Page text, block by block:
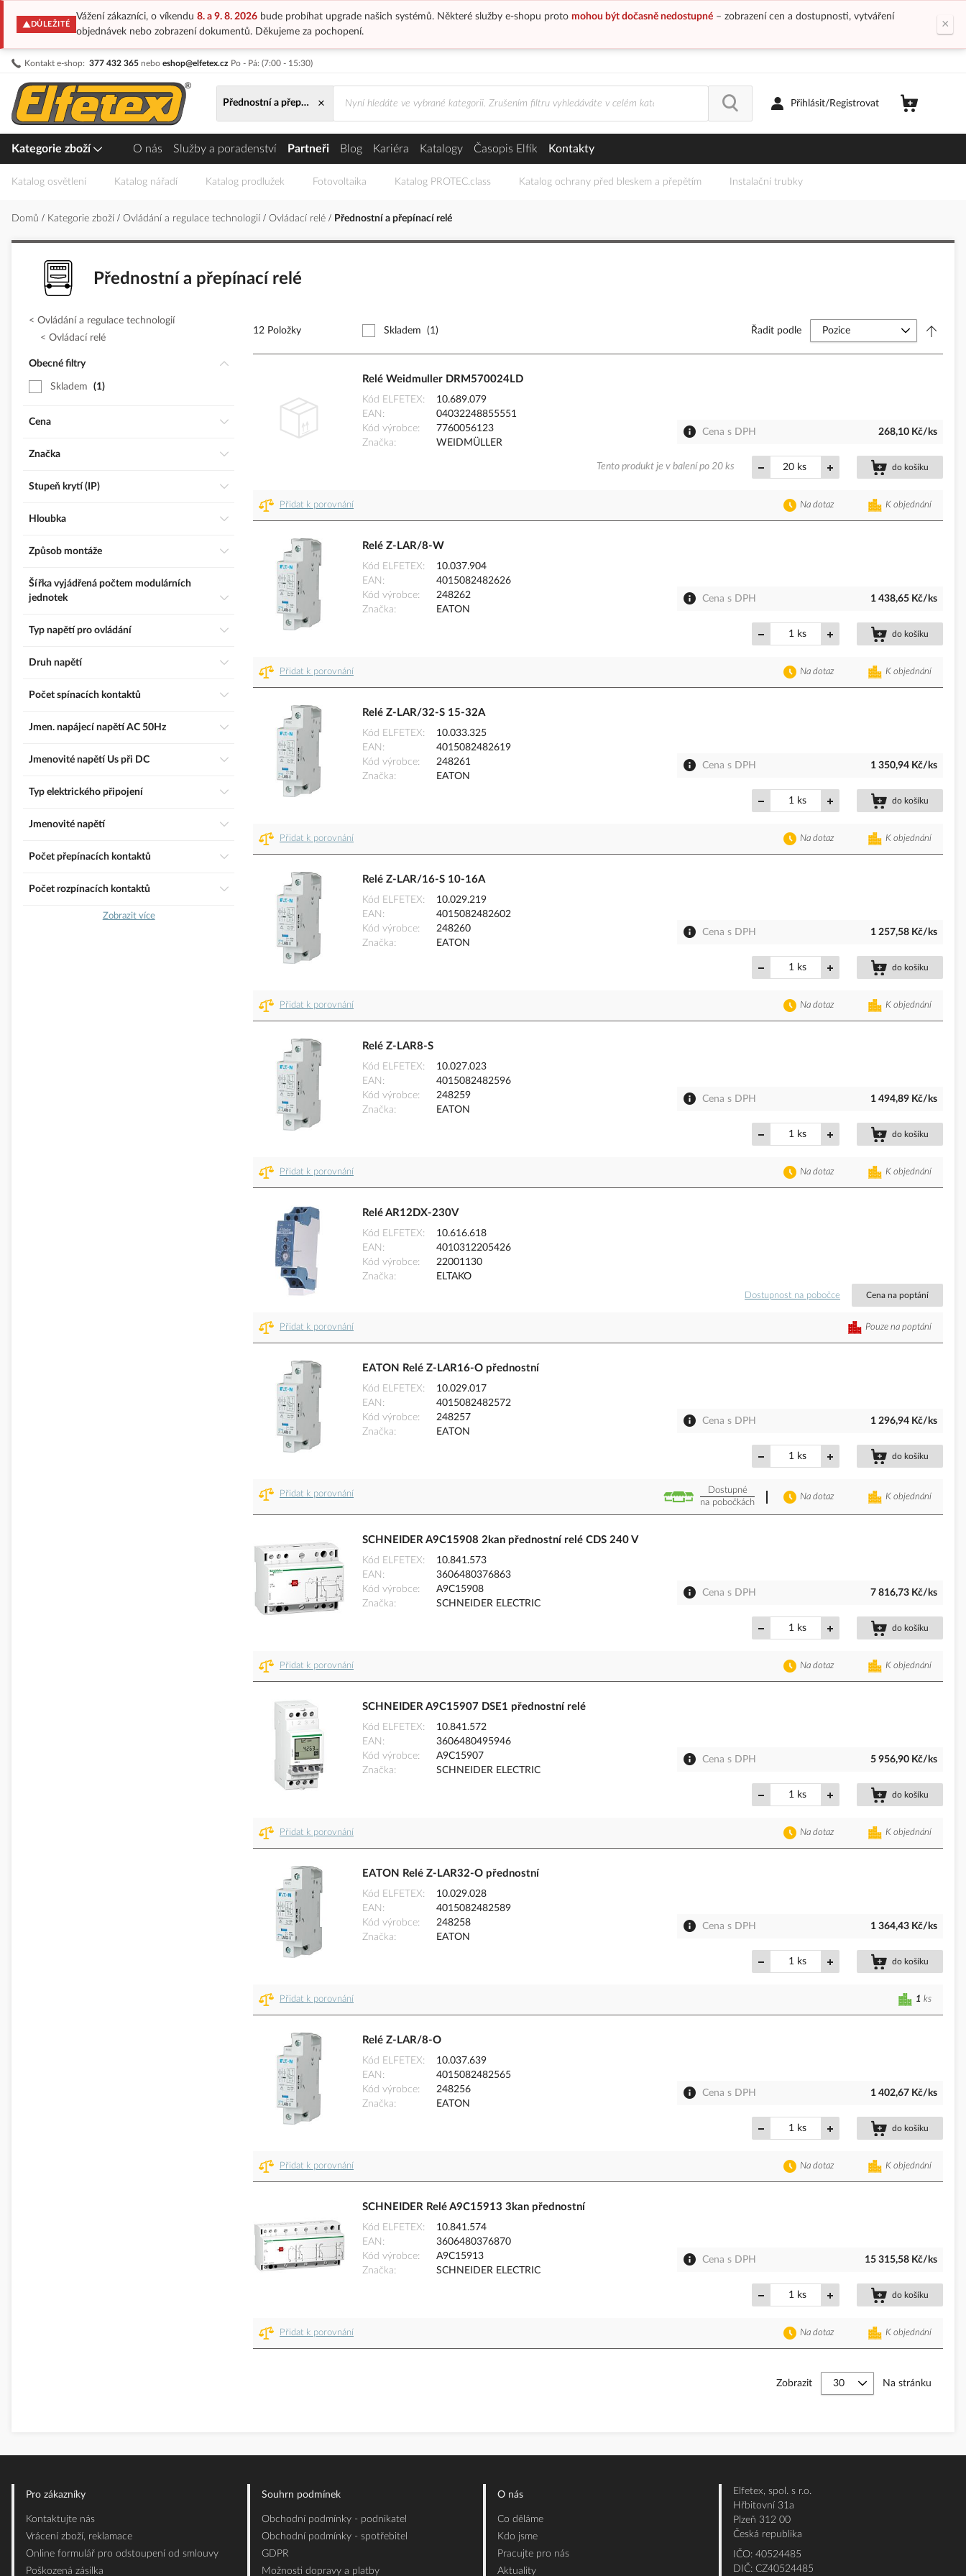
DŮLEŽITÉ
Vážení zákazníci, o víkendu 8. a 9. 8. 2026bude probíhat upgrade našich systémů. Některé služby e-shopu proto mohou být dočasně nedostupné– zobrazení cen a dostupnosti, vytváření
objednávek nebo zobrazení dokumentů. Děkujeme za pochopení.
×
Kontakt e-shop: 377 432 365 nebo eshop@elfetex.cz Po - Pá: (7:00 - 15:30)
Přejít
obsah
Přednostní a přepínací relé
× Přihlásit/Registrovat
Kategorie zboží O nás Služby a poradenství Partneři Blog Kariéra Katalogy Časopis Elfík Kontakty
Katalog osvětlení Katalog nářadí Katalog prodlužek Fotovoltaika Katalog PROTEC.class Katalog ochrany před bleskem a přepětím Instalační trubky
Domů Kategorie zboží Ovládání a regulace technologií Ovládací relé Přednostní a přepínací relé
Přednostní a přepínací relé
12 Položky Skladem (1) Řadit podle
Relé Weidmuller DRM570024LD
Kód ELFETEX
10.689.079
EAN
04032248855551
Kód výrobce
7760056123
Značka
WEIDMÜLLER
Cena s DPH 268,10 Kč/ks
ks do košíku
Tento produkt je v balení po 20 ks
Přidat k porovnání K objednání
Na dotaz
Relé Z-LAR/8-W
Kód ELFETEX
10.037.904
EAN
4015082482626
Kód výrobce
248262
Značka
EATON
Cena s DPH 1 438,65 Kč/ks
ks do košíku
Přidat k porovnání K objednání
Na dotaz
Relé Z-LAR/32-S 15-32A
Kód ELFETEX
10.033.325
EAN
4015082482619
Kód výrobce
248261
Značka
EATON
Cena s DPH 1 350,94 Kč/ks
ks do košíku
Přidat k porovnání K objednání
Na dotaz
Relé Z-LAR/16-S 10-16A
Kód ELFETEX
10.029.219
EAN
4015082482602
Kód výrobce
248260
Značka
EATON
Cena s DPH 1 257,58 Kč/ks
ks do košíku
Přidat k porovnání K objednání
Na dotaz
Relé Z-LAR8-S
Kód ELFETEX
10.027.023
EAN
4015082482596
Kód výrobce
248259
Značka
EATON
Cena s DPH 1 494,89 Kč/ks
ks do košíku
Přidat k porovnání K objednání
Na dotaz
Relé AR12DX-230V
Kód ELFETEX
10.616.618
EAN
4010312205426
Kód výrobce
22001130
Značka
ELTAKO
Dostupnost na pobočce Cena na poptání
Přidat k porovnání Pouze na poptání
EATON Relé Z-LAR16-O přednostní
Kód ELFETEX
10.029.017
EAN
4015082482572
Kód výrobce
248257
Značka
EATON
Cena s DPH 1 296,94 Kč/ks
ks do košíku
Přidat k porovnání
Dostupné
na pobočkách
K objednání
Na dotaz
SCHNEIDER A9C15908 2kan přednostní relé CDS 240 V
Kód ELFETEX
10.841.573
EAN
3606480376863
Kód výrobce
A9C15908
Značka
SCHNEIDER ELECTRIC
Cena s DPH 7 816,73 Kč/ks
ks do košíku
Přidat k porovnání K objednání
Na dotaz
SCHNEIDER A9C15907 DSE1 přednostní relé
Kód ELFETEX
10.841.572
EAN
3606480495946
Kód výrobce
A9C15907
Značka
SCHNEIDER ELECTRIC
Cena s DPH 5 956,90 Kč/ks
ks do košíku
Přidat k porovnání K objednání
Na dotaz
EATON Relé Z-LAR32-O přednostní
Kód ELFETEX
10.029.028
EAN
4015082482589
Kód výrobce
248258
Značka
EATON
Cena s DPH 1 364,43 Kč/ks
ks do košíku
Přidat k porovnání 1 ks
Relé Z-LAR/8-O
Kód ELFETEX
10.037.639
EAN
4015082482565
Kód výrobce
248256
Značka
EATON
Cena s DPH 1 402,67 Kč/ks
ks do košíku
Přidat k porovnání K objednání
Na dotaz
SCHNEIDER Relé A9C15913 3kan přednostní
Kód ELFETEX
10.841.574
EAN
3606480376870
Kód výrobce
A9C15913
Značka
SCHNEIDER ELECTRIC
Cena s DPH 15 315,58 Kč/ks
ks do košíku
Přidat k porovnání K objednání
Na dotaz
Zobrazit Na stránku
Ovládání a regulace technologií
Ovládací relé
Obecné filtry
Skladem 1
Cena
Značka
Stupeň krytí (IP)
Hloubka
Způsob montáže
Šířka vyjádřená počtem modulárních
jednotek
Typ napětí pro ovládání
Druh napětí
Počet spínacích kontaktů
Jmen. napájecí napětí AC 50Hz
Jmenovité napětí Us při DC
Typ elektrického připojení
Jmenovité napětí
Počet přepínacích kontaktů
Počet rozpínacích kontaktů
Zobrazit více
Pro zákazníky
Kontaktujte nás
Vrácení zboží, reklamace
Online formulář pro odstoupení od smlouvy
Poškozená zásilka
Souhrn podmínek
Obchodní podmínky - podnikatel
Obchodní podmínky - spotřebitel
GDPR
Možnosti dopravy a platby
O nás
Co děláme
Kdo jsme
Pracujte pro nás
Aktuality
Elfetex, spol. s r.o.
Hřbitovní 31a
Plzeň 312 00
Česká republika
IČO: 40524485
DIČ: CZ40524485